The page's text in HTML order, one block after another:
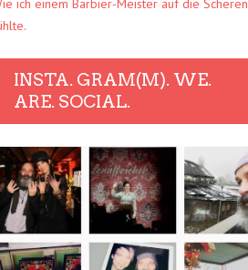
ich einem Barbier-Meister auf die Scheren
INSTA. GRAM(M). WE.
ARE. SOCIAL.